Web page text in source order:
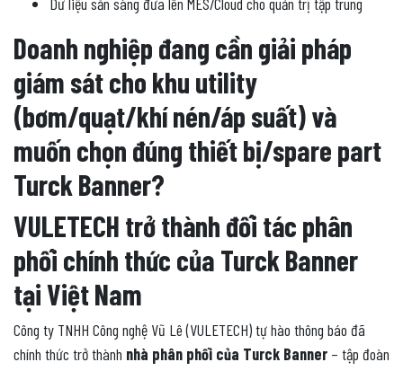
Doanh nghiệp đang cần giải pháp
giám sát cho khu utility
(bơm/quạt/khí nén/áp suất) và
muốn chọn đúng thiết bị/spare part
Turck Banner?
VULETECH trở thành đối tác phân
phối chính thức của Turck Banner
tại Việt Nam
Công ty TNHH Công nghệ Vũ Lê (VULETECH) tự hào thông báo đã
chính thức trở thành nhà phân phối của Turck Banner – tập đoàn